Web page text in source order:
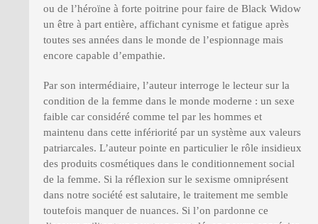
ou de l’héroïne à forte poitrine pour faire de Black Widow
un être à part entière, affichant cynisme et fatigue après
toutes ses années dans le monde de l’espionnage mais
encore capable d’empathie.
Par son intermédiaire, l’auteur interroge le lecteur sur la
condition de la femme dans le monde moderne : un sexe
faible car considéré comme tel par les hommes et
maintenu dans cette infériorité par un système aux valeurs
patriarcales. L’auteur pointe en particulier le rôle insidieux
des produits cosmétiques dans le conditionnement social
de la femme. Si la réflexion sur le sexisme omniprésent
dans notre société est salutaire, le traitement me semble
toutefois manquer de nuances. Si l’on pardonne ce